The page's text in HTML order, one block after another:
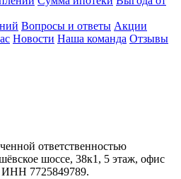
Вопросы и ответы Акции
Новости Наша команда Отзывы
ответственностью
шоссе, 38к1, 5 этаж, офис
7725849789.